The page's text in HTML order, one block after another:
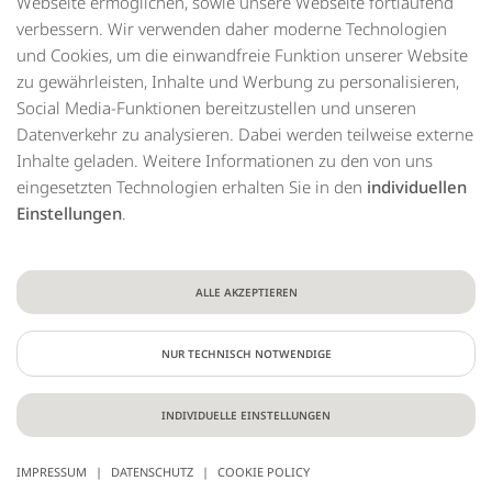
Optionen
zu
navigieren.
ESC
lehnt
alle
Cookies
ab.
verbessern. Wir verwenden daher moderne Technologien
und Cookies, um die einwandfreie Funktion unserer Website
zu gewährleisten, Inhalte und Werbung zu personalisieren,
Social Media-Funktionen bereitzustellen und unseren
Datenverkehr zu analysieren. Dabei werden teilweise externe
Inhalte geladen. Weitere Informationen zu den von uns
eingesetzten Technologien erhalten Sie in den individuellen
Einstellungen.
ALLE AKZEPTIEREN
NUR TECHNISCH NOTWENDIGE
INDIVIDUELLE EINSTELLUNGEN
IMPRESSUM | DATENSCHUTZ | COOKIE POLICY